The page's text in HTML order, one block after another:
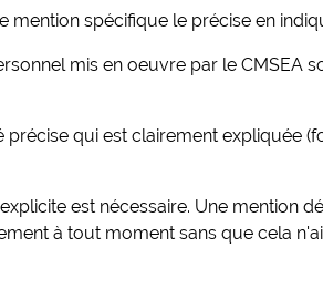
mention spécifique le précise en
mis en oeuvre par le CMSEA
qui est clairement expliquée
est nécessaire. Une mention
à tout moment sans que cela